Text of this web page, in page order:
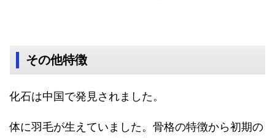
その他特徴
化石は中国で発見されました。
体に羽毛が生えていました。骨格の特徴から初期の